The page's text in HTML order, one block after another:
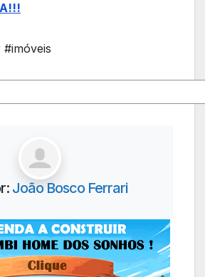
João Bosco Ferrari